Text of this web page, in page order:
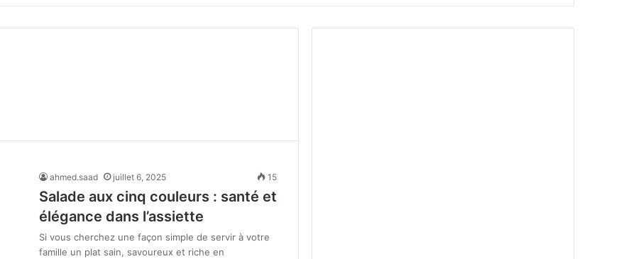
skin
ahmed.saad juillet 6, 2025 15
Salade aux cinq couleurs : santé et
élégance dans l’assiette
Si vous cherchez une façon simple de servir à votre
famille un plat sain, savoureux et riche en